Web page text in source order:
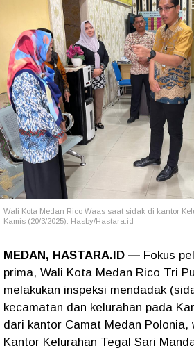
Wali Kota Medan Rico Waas saat sidak di kantor
Kamis (20/3/2025). Hasby/Hastara.id
MEDAN, HASTARA.ID — Fokus
prima, Wali Kota Medan Rico Tri
melakukan inspeksi mendadak
kecamatan dan kelurahan pada
dari kantor Camat Medan Polonia,
Kantor Kelurahan Tegal Sari